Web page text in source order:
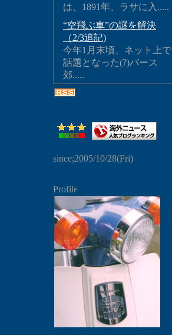
は、1891年、ラサに入.....
“空飛ぶ車”の謎を解決
（2/3追記)
今年1月末頃、ネット上で
話題となった(?)パース
郊.....
since;2005/10/28(Fri)
Profile